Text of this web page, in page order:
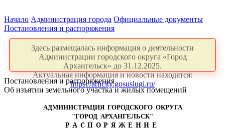
Начало Администрация города Официальные документы
Постановления и распоряжения
Здесь размещалась информация о деятельности
Администрации городского округа «Город
Архангельск» до 31.12.2025.
Актуальная информация и новости находятся:
https://arhcity.gosuslugi.ru/
Постановления и распоряжения
Об изъятии земельного участка и жилых помещений
АДМИНИСТРАЦИЯ ГОРОДСКОГО ОКРУГА
"ГОРОД АРХАНГЕЛЬСК"
РАСПОРЯЖЕНИЕ